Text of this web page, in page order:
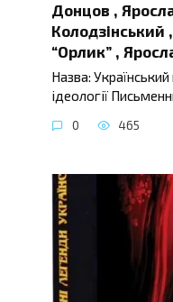
Донцов ,
“Орлик” ,
Назва:
ідеології
0 465